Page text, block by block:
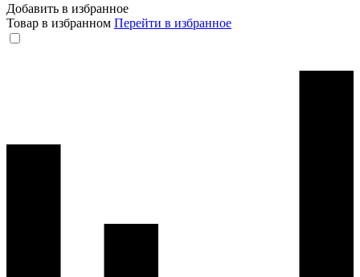
Добавить в избранное
Товар в избранном Перейти в избранное